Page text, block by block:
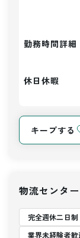
勤務時間詳細
休日休暇
キープする
物流センタ
完全週休二日制
業界未経験者歓